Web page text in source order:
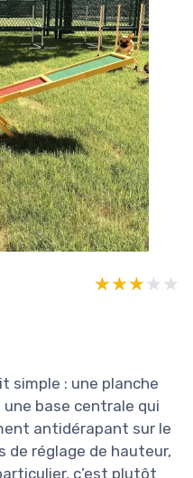
★★★★★
★★★★★
simple : une planche
base centrale qui
antidérapant sur le
de réglage de hauteur,
c’est plutôt